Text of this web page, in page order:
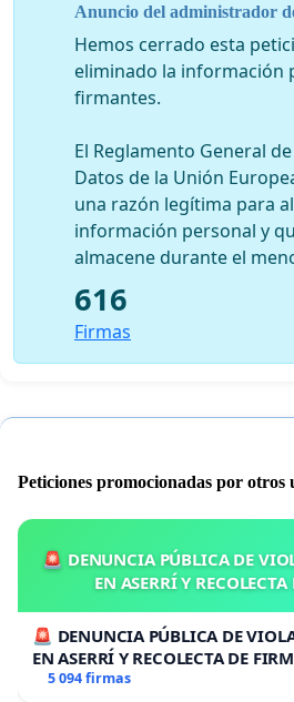
Anuncio del administrador
Hemos cerrado esta
eliminado la información
firmantes.
El Reglamento General
Datos de la Unión
una razón legítima para
información personal y
almacene durante el
616
Firmas
Peticiones promocionadas por otros
🚨 DENUNCIA PÚBLICA DE
EN ASERRÍ Y
🚨 DENUNCIA PÚBLICA DE
EN ASERRÍ Y RECOLECTA DE
5 094 firmas